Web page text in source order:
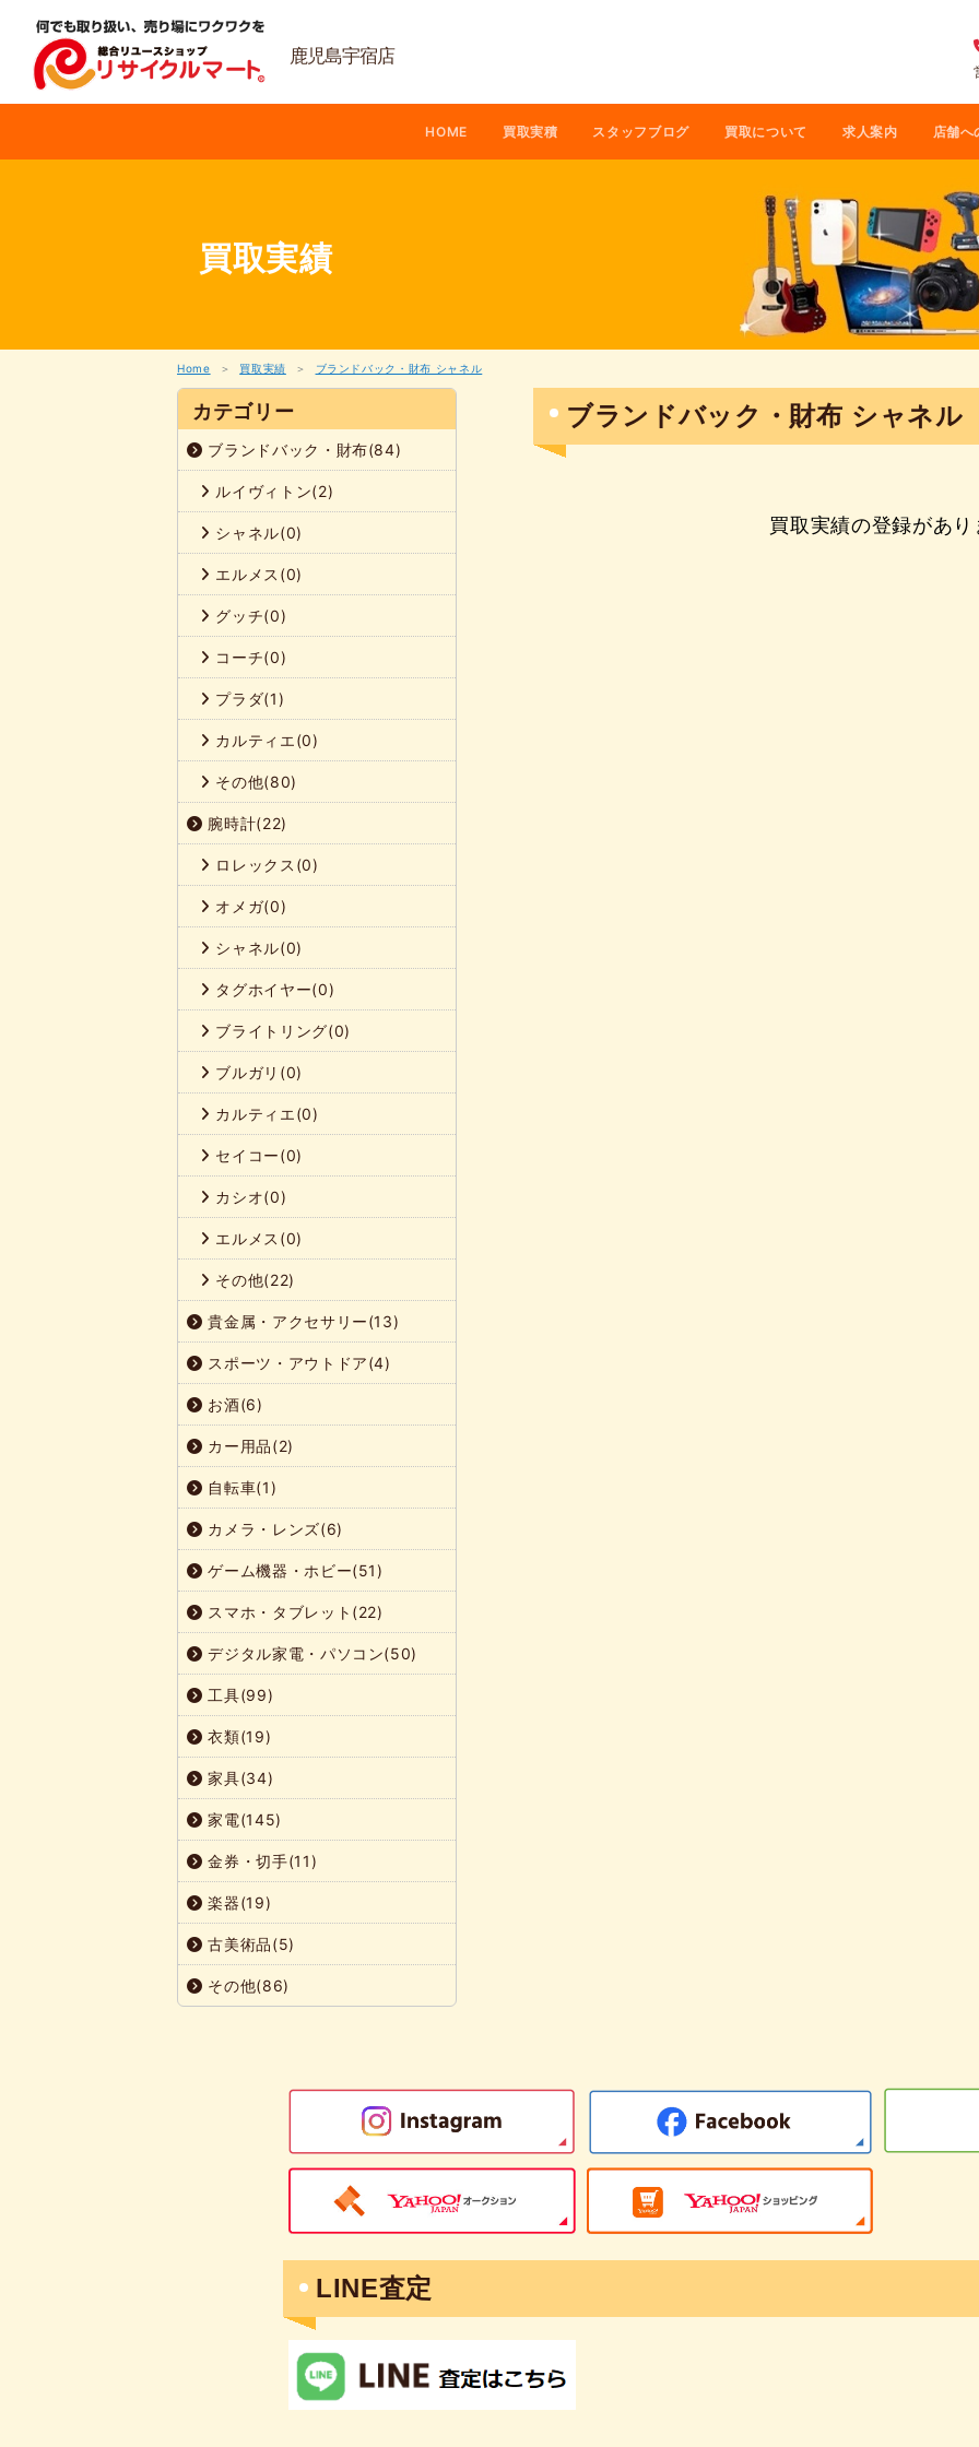
鹿児島宇宿店
HOME 買取実積 スタッフブログ 買取について 求人案内 店舗へ
買取実績
Home 買取実績 ブランドバック・財布 シャネル
ブランドバック・財布 シャネル
買取実績の登録があ
カテゴリー
ブランドバック・財布(84)
ルイヴィトン(2)
シャネル(0)
エルメス(0)
グッチ(0)
コーチ(0)
プラダ(1)
カルティエ(0)
その他(80)
腕時計(22)
ロレックス(0)
オメガ(0)
シャネル(0)
タグホイヤー(0)
ブライトリング(0)
ブルガリ(0)
カルティエ(0)
セイコー(0)
カシオ(0)
エルメス(0)
その他(22)
貴金属・アクセサリー(13)
スポーツ・アウトドア(4)
お酒(6)
カー用品(2)
自転車(1)
カメラ・レンズ(6)
ゲーム機器・ホビー(51)
スマホ・タブレット(22)
デジタル家電・パソコン(50)
工具(99)
衣類(19)
家具(34)
家電(145)
金券・切手(11)
楽器(19)
古美術品(5)
その他(86)
LINE査定